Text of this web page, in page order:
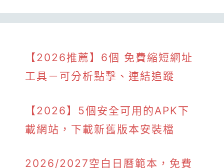
【2026推薦】6個 免費縮短網址
工具－可分析點擊、連結追蹤
【2026】5個安全可用的APK下
載網站，下載新舊版本安裝檔
2026/2027空白日曆範本，免費